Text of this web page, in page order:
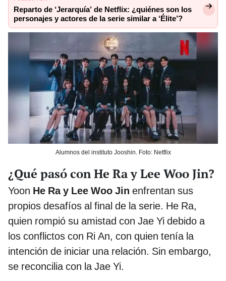
Reparto de ‘Jerarquía’ de Netflix: ¿quiénes son los
personajes y actores de la serie similar a ‘Élite’?
Alumnos del instituto Jooshin. Foto: Netflix
¿Qué pasó con He Ra y Lee Woo Jin?
Yoon He Ra y Lee Woo Jin enfrentan sus
propios desafíos al final de la serie. He Ra,
quien rompió su amistad con Jae Yi debido a
los conflictos con Ri An, con quien tenía la
intención de iniciar una relación. Sin embargo,
se reconcilia con la Jae Yi.